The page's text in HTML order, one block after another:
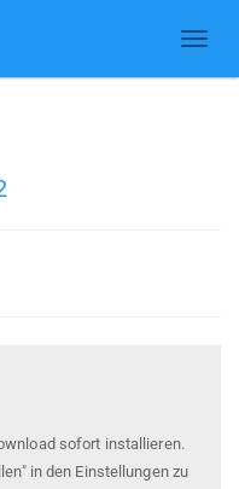
sofort installieren.
in den Einstellungen zu